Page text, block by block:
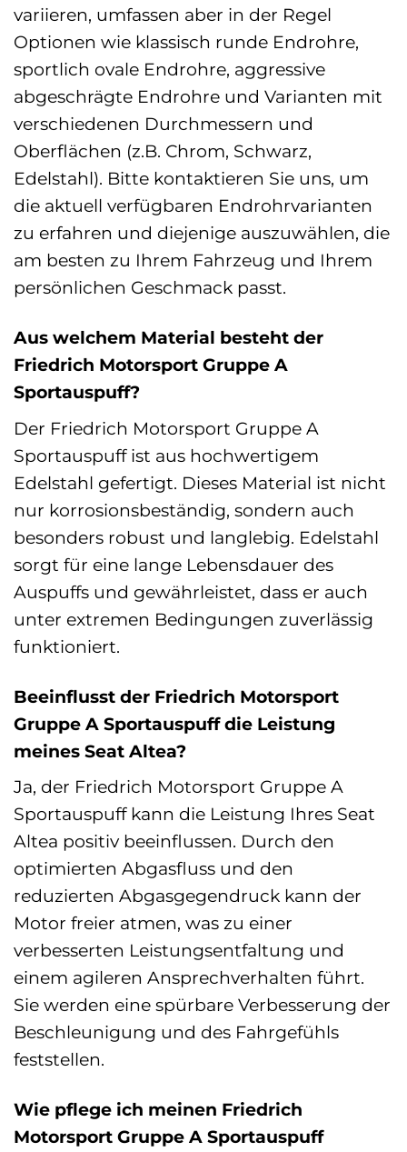
variieren, umfassen aber in der Regel
Optionen wie klassisch runde Endrohre,
sportlich ovale Endrohre, aggressive
abgeschrägte Endrohre und Varianten mit
verschiedenen Durchmessern und
Oberflächen (z.B. Chrom, Schwarz,
Edelstahl). Bitte kontaktieren Sie uns, um
die aktuell verfügbaren Endrohrvarianten
zu erfahren und diejenige auszuwählen, die
am besten zu Ihrem Fahrzeug und Ihrem
persönlichen Geschmack passt.
Aus welchem Material besteht der
Friedrich Motorsport Gruppe A
Sportauspuff?
Der Friedrich Motorsport Gruppe A
Sportauspuff ist aus hochwertigem
Edelstahl gefertigt. Dieses Material ist nicht
nur korrosionsbeständig, sondern auch
besonders robust und langlebig. Edelstahl
sorgt für eine lange Lebensdauer des
Auspuffs und gewährleistet, dass er auch
unter extremen Bedingungen zuverlässig
funktioniert.
Beeinflusst der Friedrich Motorsport
Gruppe A Sportauspuff die Leistung
meines Seat Altea?
Ja, der Friedrich Motorsport Gruppe A
Sportauspuff kann die Leistung Ihres Seat
Altea positiv beeinflussen. Durch den
optimierten Abgasfluss und den
reduzierten Abgasgegendruck kann der
Motor freier atmen, was zu einer
verbesserten Leistungsentfaltung und
einem agileren Ansprechverhalten führt.
Sie werden eine spürbare Verbesserung der
Beschleunigung und des Fahrgefühls
feststellen.
Wie pflege ich meinen Friedrich
Motorsport Gruppe A Sportauspuff